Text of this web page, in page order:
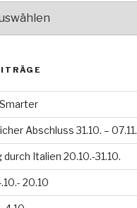
Abschluss 31.10. – 07.11.
Italien 20.10.-31.10.
20.10